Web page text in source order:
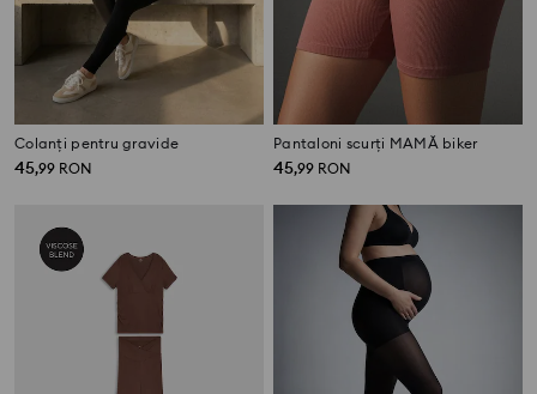
Colanți pentru gravide
45,99 RON
Pantaloni scurți MAMĂ biker
45,99 RON